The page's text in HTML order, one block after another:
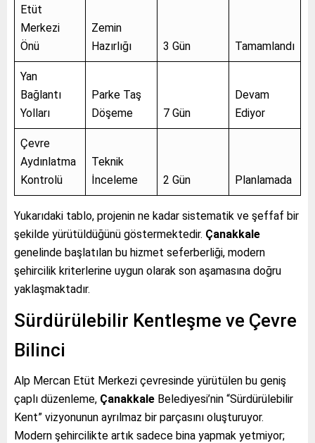
Etüt
Merkezi
Önü
Zemin
Hazırlığı
3 Gün Tamamlandı
Yan
Bağlantı
Yolları
Parke Taş
Döşeme
7 Gün
Devam
Ediyor
Çevre
Aydınlatma
Kontrolü
Teknik
İnceleme
2 Gün Planlamada
Yukarıdaki tablo, projenin ne kadar sistematik ve şeffaf bir
şekilde yürütüldüğünü göstermektedir. Çanakkale
genelinde başlatılan bu hizmet seferberliği, modern
şehircilik kriterlerine uygun olarak son aşamasına doğru
yaklaşmaktadır.
Sürdürülebilir Kentleşme ve Çevre
Bilinci
Alp Mercan Etüt Merkezi çevresinde yürütülen bu geniş
çaplı düzenleme, Çanakkale Belediyesi’nin “Sürdürülebilir
Kent” vizyonunun ayrılmaz bir parçasını oluşturuyor.
Modern şehircilikte artık sadece bina yapmak yetmiyor;